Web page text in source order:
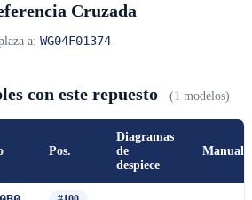
Cruzada
a: WG04F01374
con este repuesto (1 modelos)
Pos.
Diagramas
de
despiece
Manual